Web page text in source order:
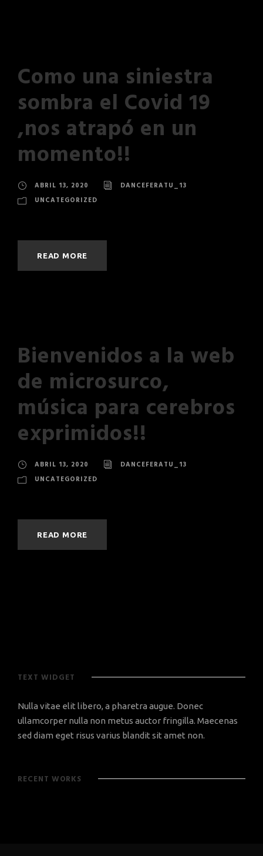
Como una siniestra
sombra el Covid 19
,nos atrapó en un
momento!!
ABRIL 13, 2020
DANCEFERATU_13
UNCATEGORIZED
READ MORE
Bienvenidos a la web
de microsurco,
música para cerebros
exprimidos!!
ABRIL 13, 2020
DANCEFERATU_13
UNCATEGORIZED
READ MORE
TEXT WIDGET
Nulla vitae elit libero, a pharetra augue. Donec
ullamcorper nulla non metus auctor fringilla. Maecenas
sed diam eget risus varius blandit sit amet non.
RECENT WORKS